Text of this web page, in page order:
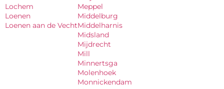
Lochem
Loenen
Loenen aan de Vecht
Meppel
Middelburg
Middelharnis
Midsland
Mijdrecht
Mill
Minnertsga
Molenhoek
Monnickendam